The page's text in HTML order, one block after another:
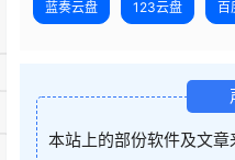
蓝奏云盘 123云盘 百
本站上的部份软件及文